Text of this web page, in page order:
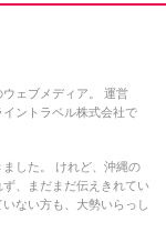
ェブメディア。 運営
ントラベル株式会社で
した。 けれど、沖縄の
、まだまだ伝えきれてい
ない方も、大勢いらっし